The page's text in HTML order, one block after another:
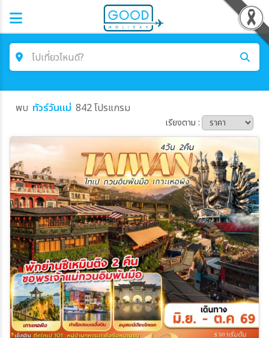
ไปเที่ยวไหนดี?
ค้นหาโปรแกรมทัวร์
โซน
ประเทศ
เมือง
สายการบิน
ตั้งแต่วันที่
พบ ทัวร์วันแม่ 842 โปรแกรม
เรียงตาม :